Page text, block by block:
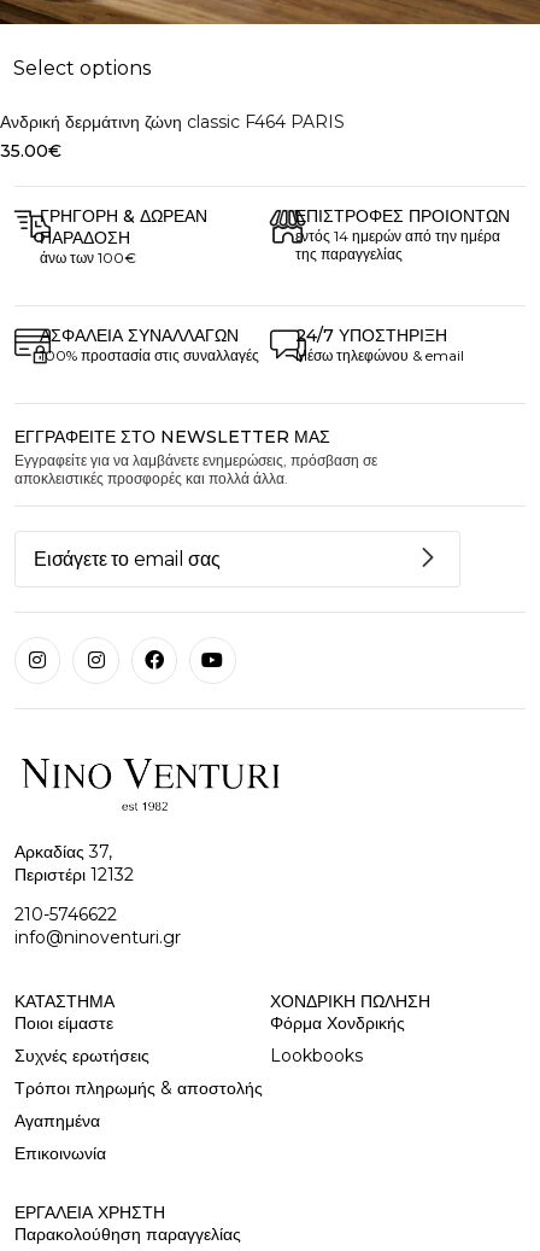
Select options
Ανδρική δερμάτινη ζώνη classic F464 PARIS
35.00€
ΓΡΉΓΟΡΗ & ΔΩΡΕΆΝ
ΠΑΡΆΔΟΣΗ
άνω των 100€
ΕΠΙΣΤΡΟΦΈΣ ΠΡΟΙΌΝΤΩΝ
εντός 14 ημερών από την ημέρα
της παραγγελίας
ΑΣΦΆΛΕΙΑ ΣΥΝΑΛΛΑΓΏΝ
100% προστασία στις συναλλαγές
24/7 ΥΠΟΣΤΉΡΙΞΗ
Μέσω τηλεφώνου & email
ΕΓΓΡΑΦΕΊΤΕ ΣΤΟ NEWSLETTER ΜΑΣ
Εγγραφείτε για να λαμβάνετε ενημερώσεις, πρόσβαση σε
αποκλειστικές προσφορές και πολλά άλλα.
Αρκαδίας 37,
Περιστέρι 12132
210-5746622
info@ninoventuri.gr
ΚΑΤΆΣΤΗΜΑ
Ποιοι είμαστε
Συχνές ερωτήσεις
Τρόποι πληρωμής & αποστολής
Αγαπημένα
Επικοινωνία
ΧΟΝΔΡΙΚΉ ΠΩΛΗΣΗ
Φόρμα Χονδρικής
Lookbooks
ΕΡΓΑΛΕΊΑ ΧΡΉΣΤΗ
Παρακολούθηση παραγγελίας